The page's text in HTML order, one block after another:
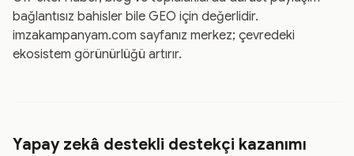
bağlantısız bahisler bile GEO için değerlidir.
imzakampanyam.com sayfanız merkez; çevredeki
ekosistem görünürlüğü artırır.
Yapay zekâ destekli destekçi kazanımı